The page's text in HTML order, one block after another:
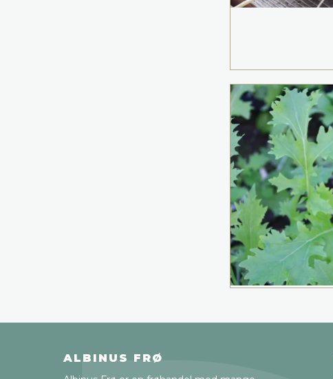
ALBINUS FRØ